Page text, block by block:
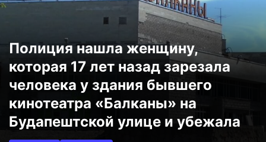
Полиция нашла женщину,
которая 17 лет назад зарезала
человека у здания бывшего
кинотеатра «Балканы» на
Будапештской улице и убежала